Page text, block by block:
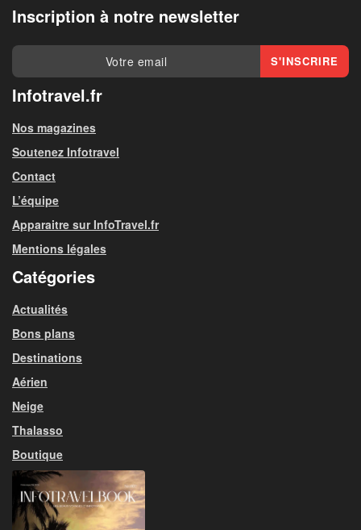
Inscription à notre newsletter
Infotravel.fr
Nos magazines
Soutenez Infotravel
Contact
L’équipe
Apparaitre sur InfoTravel.fr
Mentions légales
Catégories
Actualités
Bons plans
Destinations
Aérien
Neige
Thalasso
Boutique